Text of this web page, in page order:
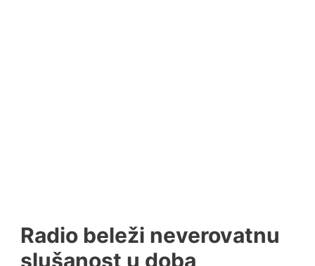
Radio beleži neverovatnu
slušanost u doba